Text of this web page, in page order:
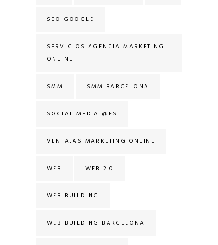
SEO GOOGLE
SERVICIOS AGENCIA MARKETING
ONLINE
SMM SMM BARCELONA
SOCIAL MEDIA @ES
VENTAJAS MARKETING ONLINE
WEB WEB 2.0
WEB BUILDING
WEB BUILDING BARCELONA